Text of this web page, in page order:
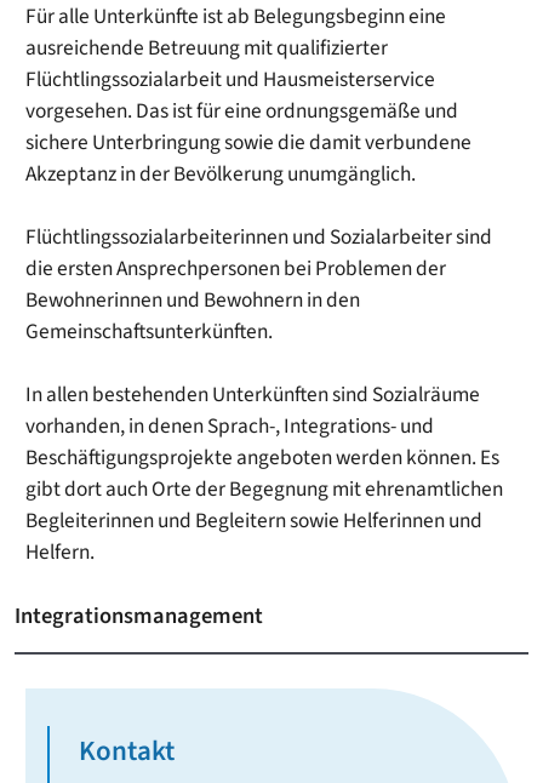
Für alle Unterkünfte ist ab Belegungsbeginn eine
ausreichende Betreuung mit qualifizierter
Flüchtlingssozialarbeit und Hausmeisterservice
vorgesehen. Das ist für eine ordnungsgemäße und
sichere Unterbringung sowie die damit verbundene
Akzeptanz in der Bevölkerung unumgänglich.
Flüchtlingssozialarbeiterinnen und Sozialarbeiter sind
die ersten Ansprechpersonen bei Problemen der
Bewohnerinnen und Bewohnern in den
Gemeinschaftsunterkünften.
In allen bestehenden Unterkünften sind Sozialräume
vorhanden, in denen Sprach-, Integrations- und
Beschäftigungsprojekte angeboten werden können. Es
gibt dort auch Orte der Begegnung mit ehrenamtlichen
Begleiterinnen und Begleitern sowie Helferinnen und
Helfern.
Integrationsmanagement
Kontakt